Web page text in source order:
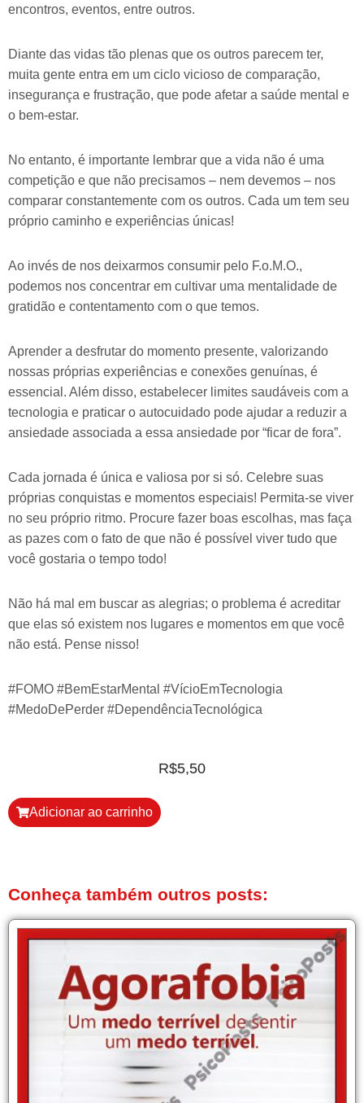
encontros, eventos, entre outros.
Diante das vidas tão plenas que os outros parecem ter,
muita gente entra em um ciclo vicioso de comparação,
insegurança e frustração, que pode afetar a saúde mental e
o bem-estar.
No entanto, é importante lembrar que a vida não é uma
competição e que não precisamos – nem devemos – nos
comparar constantemente com os outros. Cada um tem seu
próprio caminho e experiências únicas!
Ao invés de nos deixarmos consumir pelo F.o.M.O.,
podemos nos concentrar em cultivar uma mentalidade de
gratidão e contentamento com o que temos.
Aprender a desfrutar do momento presente, valorizando
nossas próprias experiências e conexões genuínas, é
essencial. Além disso, estabelecer limites saudáveis com a
tecnologia e praticar o autocuidado pode ajudar a reduzir a
ansiedade associada a essa ansiedade por “ficar de fora”.
Cada jornada é única e valiosa por si só. Celebre suas
próprias conquistas e momentos especiais! Permita-se viver
no seu próprio ritmo. Procure fazer boas escolhas, mas faça
as pazes com o fato de que não é possível viver tudo que
você gostaria o tempo todo!
Não há mal em buscar as alegrias; o problema é acreditar
que elas só existem nos lugares e momentos em que você
não está. Pense nisso!
#FOMO #BemEstarMental #VícioEmTecnologia
#MedoDePerder #DependênciaTecnológica
R$5,50
Adicionar ao carrinho
Conheça também outros posts: